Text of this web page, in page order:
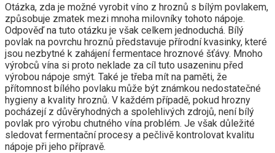
Otázka, zda je možné vyrobit víno z hroznů s bílým povlakem,
způsobuje zmatek mezi mnoha milovníky tohoto nápoje.
Odpověď na tuto otázku je však celkem jednoduchá. Bílý
povlak na povrchu hroznů představuje přírodní kvasinky, které
jsou nezbytné k zahájení fermentace hroznové šťávy. Mnoho
výrobců vína si proto neklade za cíl tuto usazeninu před
výrobou nápoje smýt. Také je třeba mít na paměti, že
přítomnost bílého povlaku může být známkou nedostatečné
hygieny a kvality hroznů. V každém případě, pokud hrozny
pocházejí z důvěryhodných a spolehlivých zdrojů, není bílý
povlak pro výrobu chutného vína problém. Je však důležité
sledovat fermentační procesy a pečlivě kontrolovat kvalitu
nápoje při jeho přípravě.